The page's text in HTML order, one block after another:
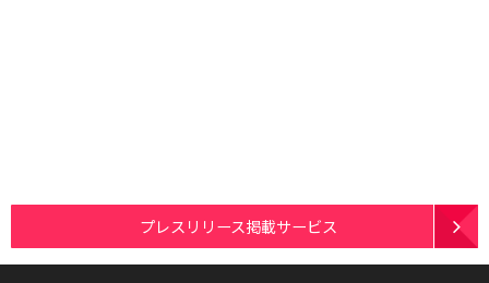
プレスリリース掲載サービス